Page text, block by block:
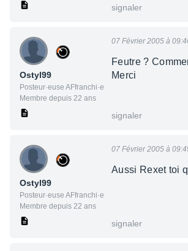
signaler
Ostyl99
Posteur·euse AFfranchi·e
Membre depuis 22 ans
07 Février 2005 à
Feutre ?
Merci
signaler
Ostyl99
Posteur·euse AFfranchi·e
Membre depuis 22 ans
07 Février 2005 à
Aussi Rexet toi
signaler